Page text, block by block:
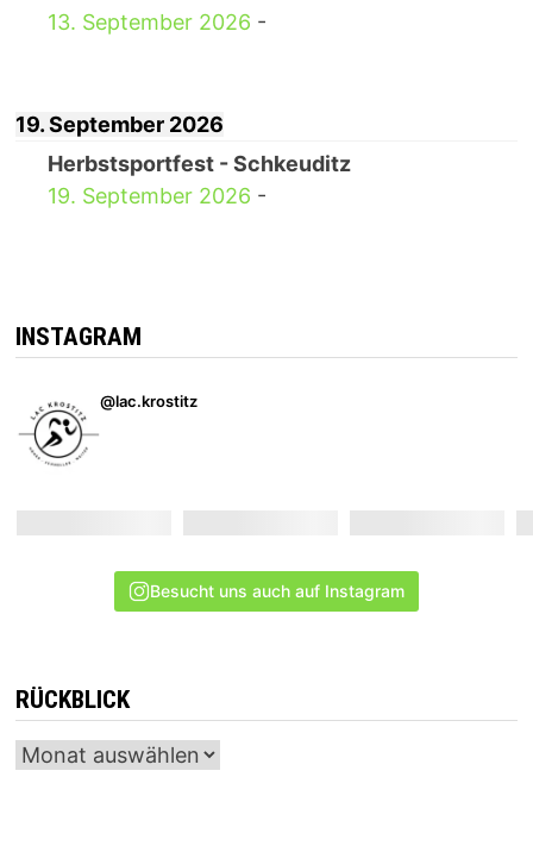
13. September 2026 -
19. September 2026
Herbstsportfest - Schkeuditz
19. September 2026 -
INSTAGRAM
@lac.krostitz
Besucht uns auch auf Instagram
RÜCKBLICK
Archiv